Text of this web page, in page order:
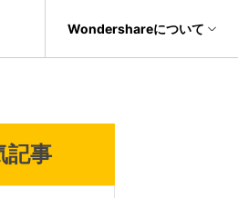
パートナープログラム
Wondershareについて
Wondershareについて
ーミング
V13登場！
一覧
オンライン編集
記事